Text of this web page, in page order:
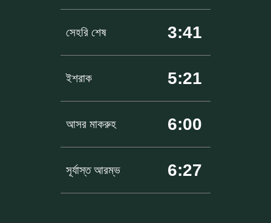
সেহরি শেষ 3:41
ইশরাক 5:21
আসর মাকরুহ 6:00
সূর্যাস্ত আরম্ভ 6:27